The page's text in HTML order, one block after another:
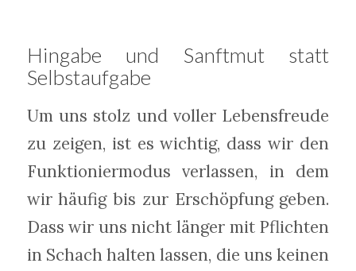
Hingabe und Sanftmut statt
Selbstaufgabe
Um uns stolz und voller Lebensfreude
zu zeigen, ist es wichtig, dass wir den
Funktioniermodus verlassen, in dem
wir häufig bis zur Erschöpfung geben.
Dass wir uns nicht länger mit Pflichten
in Schach halten lassen, die uns keinen